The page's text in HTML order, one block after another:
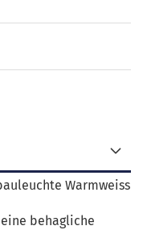
Warmweiss
behagliche